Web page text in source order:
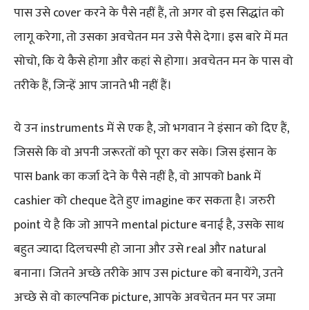
पास उसे cover करने के पैसे नहीं हैं, तो अगर वो इस सिद्धांत को
लागू करेगा, तो उसका अवचेतन मन उसे पैसे देगा। इस बारे में मत
सोचो, कि ये कैसे होगा और कहां से होगा। अवचेतन मन के पास वो
तरीके हैं, जिन्हें आप जानते भी नहीं हैं।
ये उन instruments में से एक है, जो भगवान ने इंसान को दिए हैं,
जिससे कि वो अपनी जरूरतों को पूरा कर सके। जिस इंसान के
पास bank का कर्जा देने के पैसे नहीं है, वो आपको bank में
cashier को cheque देते हुए imagine कर सकता है। जरुरी
point ये है कि जो आपने mental picture बनाई है, उसके साथ
बहुत ज्यादा दिलचस्पी हो जाना और उसे real और natural
बनाना। जितने अच्छे तरीके आप उस picture को बनायेंगे, उतने
अच्छे से वो काल्पनिक picture, आपके अवचेतन मन पर जमा